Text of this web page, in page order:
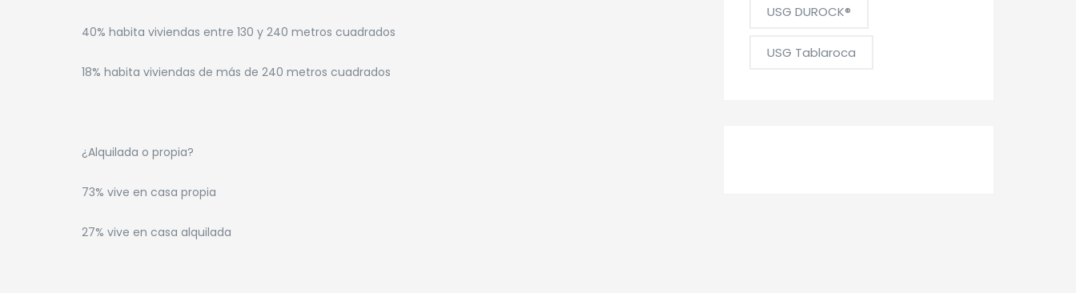
40% habita viviendas entre 130 y 240 metros cuadrados
18% habita viviendas de más de 240 metros cuadrados
¿Alquilada o propia?
73% vive en casa propia
27% vive en casa alquilada
USG DUROCK®
USG Tablaroca